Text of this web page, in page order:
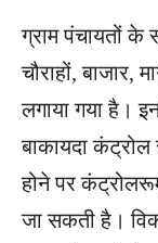
ग्राम पंचायतों के
चौराहों, बाजार,
लगाया गया है।
बाकायदा
होने पर
जा सकती है।